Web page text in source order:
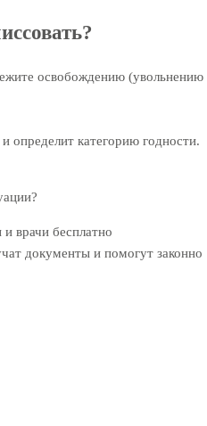
освобождению (увольнению
определит категорию годности.
врачи бесплатно
документы и помогут законно